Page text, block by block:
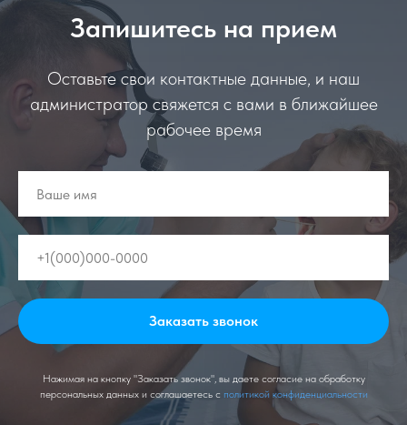
Запишитесь на прием
Оставьте свои контактные данные, и наш
администратор свяжется с вами в ближайшее
рабочее время
Заказать звонок
Нажимая на кнопку "Заказать звонок", вы даете согласие на обработку
персональных данных и соглашаетесь c политикой конфиденциальности